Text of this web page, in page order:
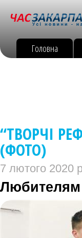
Головна
“ТВОРЧІ
(ФОТО)
7 лютого 2020
Любителям